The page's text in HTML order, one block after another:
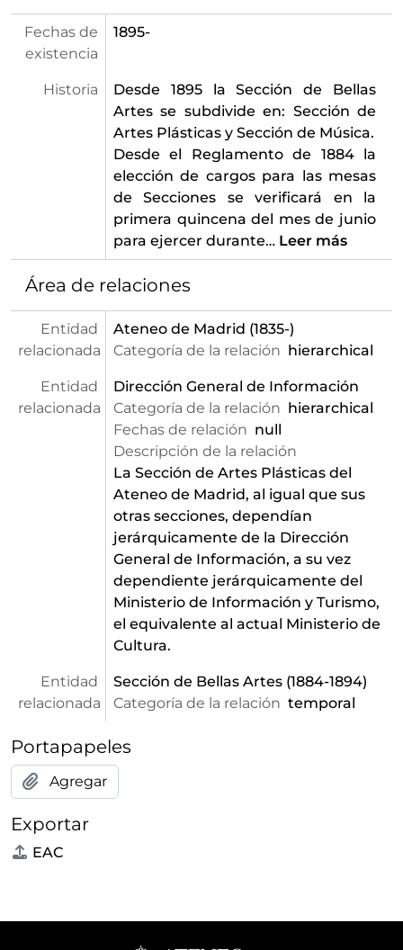
Fechas de
existencia
1895-
Historia
Desde 1895 la Sección de Bellas
Artes se subdivide en: Sección de
Artes Plásticas y Sección de Música.
Desde el Reglamento de 1884 la
elección de cargos para las mesas
de Secciones se verificará en la
primera quincena del mes de junio
para ejercer durante… Leer más
Área de relaciones
Entidad
relacionada
Ateneo de Madrid (1835-)
Categoría de la relación hierarchical
Entidad
relacionada
Dirección General de Información
Categoría de la relación hierarchical
Fechas de relación null
Descripción de la relación
La Sección de Artes Plásticas del
Ateneo de Madrid, al igual que sus
otras secciones, dependían
jerárquicamente de la Dirección
General de Información, a su vez
dependiente jerárquicamente del
Ministerio de Información y Turismo,
el equivalente al actual Ministerio de
Cultura.
Entidad
relacionada
Sección de Bellas Artes (1884-1894)
Categoría de la relación temporal
Portapapeles
Agregar
Exportar
EAC